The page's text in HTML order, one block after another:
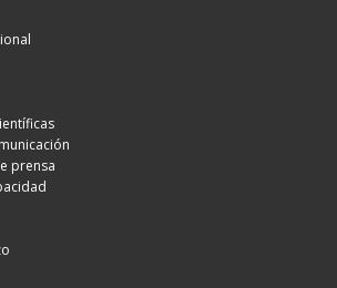
prensa